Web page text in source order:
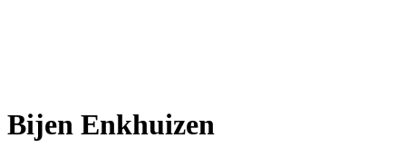
Bijen Enkhuizen